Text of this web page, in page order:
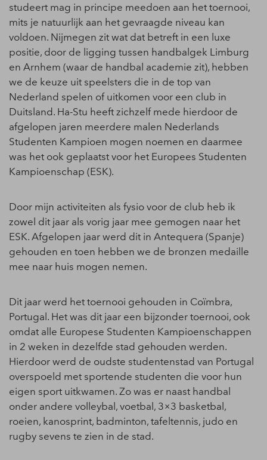
studeert mag in principe meedoen aan het toernooi,
mits je natuurlijk aan het gevraagde niveau kan
voldoen. Nijmegen zit wat dat betreft in een luxe
positie, door de ligging tussen handbalgek Limburg
en Arnhem (waar de handbal academie zit), hebben
we de keuze uit speelsters die in de top van
Nederland spelen of uitkomen voor een club in
Duitsland. Ha-Stu heeft zichzelf mede hierdoor de
afgelopen jaren meerdere malen Nederlands
Studenten Kampioen mogen noemen en daarmee
was het ook geplaatst voor het Europees Studenten
Kampioenschap (ESK).
Door mijn activiteiten als fysio voor de club heb ik
zowel dit jaar als vorig jaar mee gemogen naar het
ESK. Afgelopen jaar werd dit in Antequera (Spanje)
gehouden en toen hebben we de bronzen medaille
mee naar huis mogen nemen.
Dit jaar werd het toernooi gehouden in Coïmbra,
Portugal. Het was dit jaar een bijzonder toernooi, ook
omdat alle Europese Studenten Kampioenschappen
in 2 weken in dezelfde stad gehouden werden.
Hierdoor werd de oudste studentenstad van Portugal
overspoeld met sportende studenten die voor hun
eigen sport uitkwamen. Zo was er naast handbal
onder andere volleybal, voetbal, 3×3 basketbal,
roeien, kanosprint, badminton, tafeltennis, judo en
rugby sevens te zien in de stad.